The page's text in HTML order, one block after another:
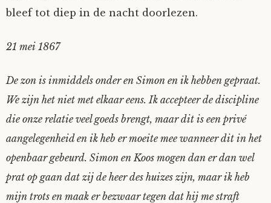
Nieuw op de site
Woordenboek
Alternatieve straffen
Instrumenten
Op ontdekkingsreis
Posities
Spelletjes
Hoe geef je?
Hoe krijg je?
Instrumenten
Alle verhalen
Verhalen van De Leeshoek
Algae
aube
Ben Hands-on
Bill-A-Cook
Verhalen van de HD-site
Verhalen van Anne en Bill
Anne
Bill
Interactieve verhalen
Polls
Averechts
Mijn Account
bleef tot diep in de nacht doorlezen.
21 mei 1867
De zon is inmiddels onder en Simon en ik hebben gepraat.
We zijn het niet met elkaar eens. Ik accepteer de discipline
die onze relatie veel goeds brengt, maar dit is een privé
aangelegenheid en ik heb er moeite mee wanneer dit in het
openbaar gebeurd. Simon en Koos mogen dan er dan wel
prat op gaan dat zij de heer des huizes zijn, maar ik heb
mijn trots en maak er bezwaar tegen dat hij me straft